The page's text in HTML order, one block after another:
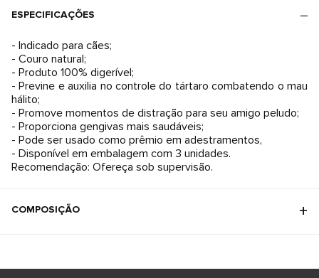
ESPECIFICAÇÕES
- Indicado para cães;
- Couro natural;
- Produto 100% digerível;
- Previne e auxilia no controle do tártaro combatendo o mau
hálito;
- Promove momentos de distração para seu amigo peludo;
- Proporciona gengivas mais saudáveis;
- Pode ser usado como prêmio em adestramentos,
- Disponível em embalagem com 3 unidades.
Recomendação: Ofereça sob supervisão.
COMPOSIÇÃO